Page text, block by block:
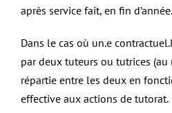
après service fait, en fin d’année.
Dans le cas où un.e
par deux tuteurs ou tutrices
répartie entre les deux en
effective aux actions de tutorat.